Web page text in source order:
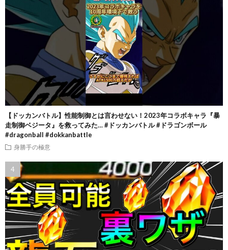
【ドッカンバトル】性能制御とは言わせない！2023年コラボキャラ『暴
走制御ベジータ』を救ってみた… #ドッカンバトル #ドラゴンボール
#dragonball #dokkanbattle
身勝手の極意